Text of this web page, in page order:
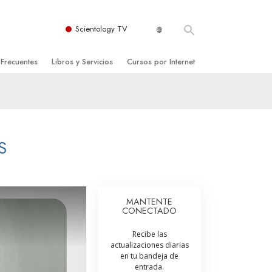
Scientology TV
de Scientology
Libros y Servicios
Introductorias
Iniciales
Cursos por Internet
Ayudas para Enfermedades y Lesiones
La Integridad y la Honestidad
La Escala Tonal Emocional
MANTENTE
CONECTADO
Recibe las
actualizaciones diarias
en tu bandeja de
entrada.